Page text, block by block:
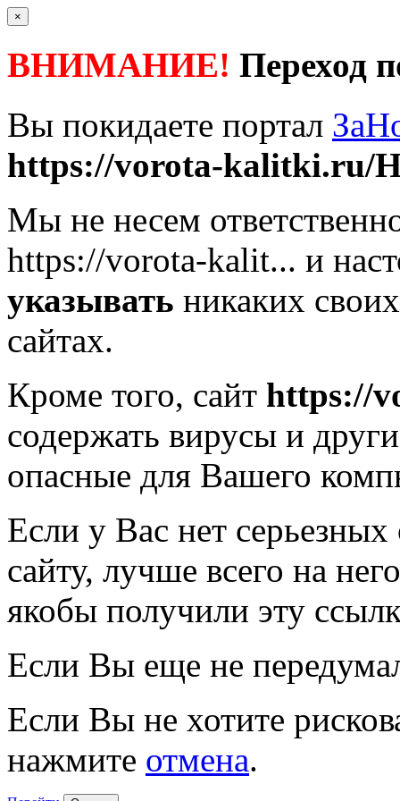
×
ВНИМАНИЕ! Переход
Вы покидаете портал
https://vorota-kalitki.ru/
Мы не несем
https://vorota-kalit... и
указывать никаких
сайтах.
Кроме того, сайт https://
содержать вирусы и
опасные для Вашего
Если у Вас нет
сайту, лучше всего на
якобы получили эту
Если Вы еще не
Если Вы не хотите
нажмите отмена.